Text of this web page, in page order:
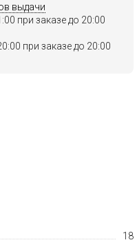
выдачи
при заказе до 20:00
при заказе до 20:00
18